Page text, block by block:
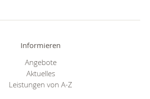
Informieren
Angebote
Aktuelles
Leistungen von A-Z